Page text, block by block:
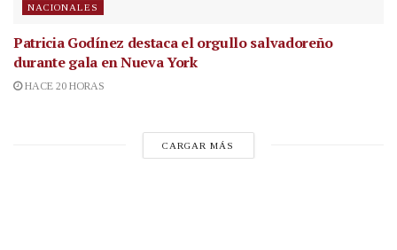
NACIONALES
Patricia Godínez destaca el orgullo salvadoreño
durante gala en Nueva York
HACE 20 HORAS
CARGAR MÁS